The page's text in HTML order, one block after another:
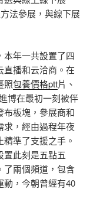
法參展，與線下展
本年一共設置了四
直播和云洽商。在
照包養價格ptt片、
博在最初一刻被伴
布板塊，參展商和
求，經由過程年夜
準了支援之手。
此刻是五點五
了兩個頻道，包含
動，今朝曾經有40